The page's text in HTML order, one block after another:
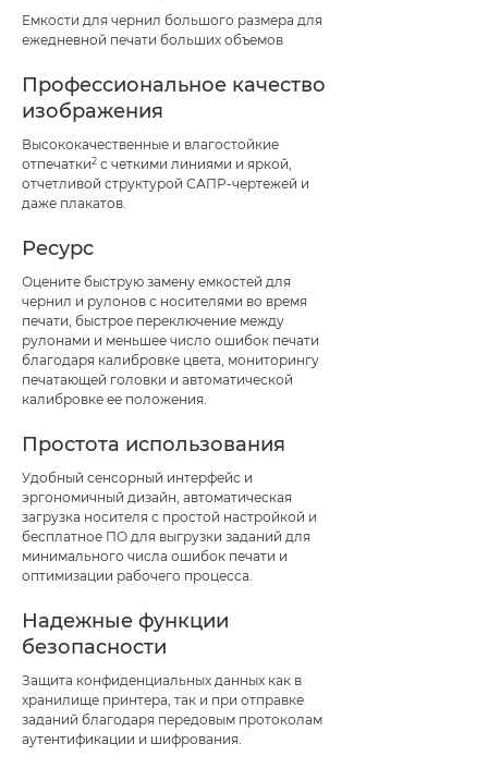
Емкости для чернил большого размера для
ежедневной печати больших объемов
Профессиональное качество
изображения
Высококачественные и влагостойкие
отпечатки2 с четкими линиями и яркой,
отчетливой структурой САПР-чертежей и
даже плакатов.
Ресурс
Оцените быструю замену емкостей для
чернил и рулонов с носителями во время
печати, быстрое переключение между
рулонами и меньшее число ошибок печати
благодаря калибровке цвета, мониторингу
печатающей головки и автоматической
калибровке ее положения.
Простота использования
Удобный сенсорный интерфейс и
эргономичный дизайн, автоматическая
загрузка носителя с простой настройкой и
бесплатное ПО для выгрузки заданий для
минимального числа ошибок печати и
оптимизации рабочего процесса.
Надежные функции
безопасности
Защита конфиденциальных данных как в
хранилище принтера, так и при отправке
заданий благодаря передовым протоколам
аутентификации и шифрования.